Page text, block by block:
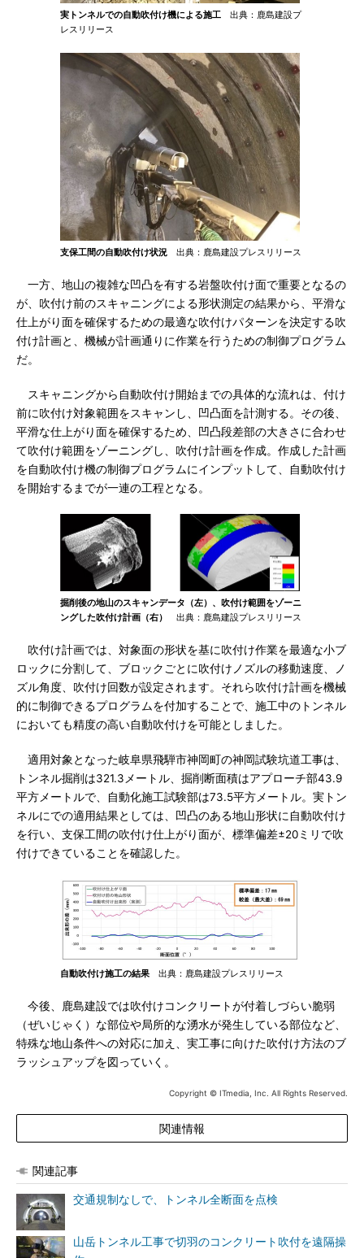
実トンネルでの自動吹付け機による施工 出典：鹿島建設プ
レスリリース
支保工間の自動吹付け状況 出典：鹿島建設プレスリリース
一方、地山の複雑な凹凸を有する岩盤吹付け面で重要となるの
が、吹付け前のスキャニングによる形状測定の結果から、平滑な
仕上がり面を確保するための最適な吹付けパターンを決定する吹
付け計画と、機械が計画通りに作業を行うための制御プログラム
だ。
スキャニングから自動吹付け開始までの具体的な流れは、付け
前に吹付け対象範囲をスキャンし、凹凸面を計測する。その後、
平滑な仕上がり面を確保するため、凹凸段差部の大きさに合わせ
て吹付け範囲をゾーニングし、吹付け計画を作成。作成した計画
を自動吹付け機の制御プログラムにインプットして、自動吹付け
を開始するまでが一連の工程となる。
掘削後の地山のスキャンデータ（左）、吹付け範囲をゾーニ
ングした吹付け計画（右）
出典：鹿島建設プレスリリース
吹付け計画では、対象面の形状を基に吹付け作業を最適な小ブ
ロックに分割して、ブロックごとに吹付けノズルの移動速度、ノ
ズル角度、吹付け回数が設定されます。それら吹付け計画を機械
的に制御できるプログラムを付加することで、施工中のトンネル
においても精度の高い自動吹付けを可能としました。
適用対象となった岐阜県飛騨市神岡町の神岡試験坑道工事は、
トンネル掘削は321.3メートル、掘削断面積はアプローチ部43.9
平方メートルで、自動化施工試験部は73.5平方メートル。実トン
ネルにでの適用結果としては、凹凸のある地山形状に自動吹付け
を行い、支保工間の吹付け仕上がり面が、標準偏差±20ミリで吹
付けできていることを確認した。
自動吹付け施工の結果 出典：鹿島建設プレスリリース
今後、鹿島建設では吹付けコンクリートが付着しづらい脆弱
（ぜいじゃく）な部位や局所的な湧水が発生している部位など、
特殊な地山条件への対応に加え、実工事に向けた吹付け方法のブ
ラッシュアップを図っていく。
Copyright © ITmedia, Inc. All Rights Reserved.
関連情報
関連記事
交通規制なしで、トンネル全断面を点検
山岳トンネル工事で切羽のコンクリート吹付を遠隔操